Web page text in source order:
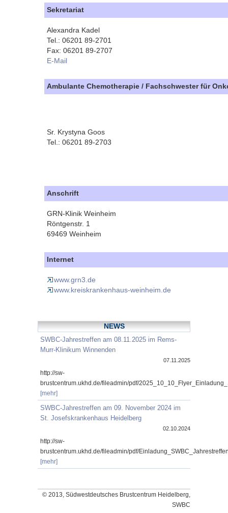
Sekretariat
Alexandra Kadel
Tel.: 06201 89-2701
Fax: 06201 89-2707
E-Mail
Ambulante Chemotherapie / Fachschwester für
Sr. Krystyna Goos
Tel.: 06201 89-2703
Anschrift
GRN-Klinik Weinheim
Röntgenstr. 1
69469 Weinheim
Internet
www.grn3.de
www.kreiskrankenhaus-weinheim.de
NEWS
SWBC-Jahrestreffen am 08.11.2025 im Rems-
Murr-Klinikum Winnenden
07.11.2025
http://sw-
brustcentrum.ukhd.de/fileadmin/pdf/
[mehr]
SWBC-Jahrestreffen am 09. November 2024 im
St. Josefskrankenhaus Heidelberg
02.10.2024
http://sw-
brustcentrum.ukhd.de/fileadmin/pdf/
[mehr]
© 2013, Südwestdeutsches Brustcentrum Heidelberg,
SWBC